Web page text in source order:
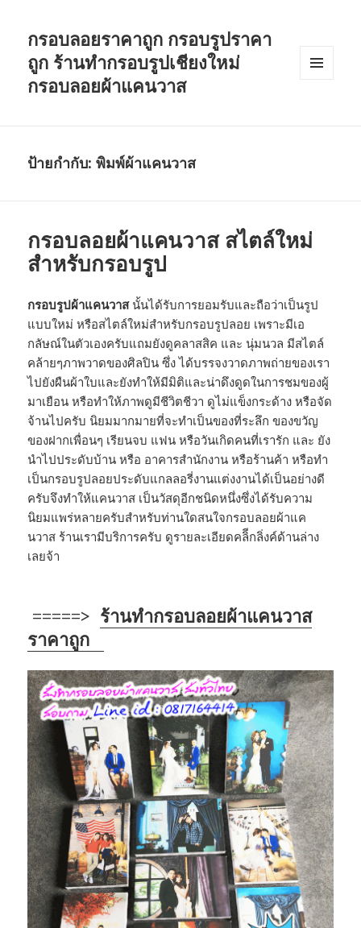
กรอบลอยราคาถูก กรอบรูปราคา
ถูก ร้านทำกรอบรูปเชียงใหม่
กรอบลอยผ้าแคนวาส
ป้ายกำกับ: พิมพ์ผ้าแคนวาส
กรอบลอยผ้าแคนวาส สไตล์ใหม่
สำหรับกรอบรูป
กรอบรูปผ้าแคนวาสนั้นได้รับการยอมรับและถือว่าเป็นรูป
แบบใหม่ หรือสไตล์ใหม่สำหรับกรอบรูปลอย เพราะมีเอ
กลัษณ์ในตัวเองครับแถมยังดูคลาสสิค และ นุ่มนวล มีสไตล์
คล้ายๆภาพวาดของศิลปิน ซึ่ง ได้บรรจงวาดภาพถ่ายของเรา
ไปยังผืนผ้าใบและยังทำให้มีมิติและน่าดึงดูดในการชมของผู้
มาเยือน หรือทำให้ภาพดูมีชีวิตชีวา ดูไม่แข็งกระด้าง หรือจัด
จ้านไปครับ นิยมมากมายที่จะทำเป็นของที่ระลึก ของขวัญ
ของฝากเพื่อนๆ เรียนจบ แฟน หรือวันเกิดคนที่เรารัก และ ยัง
นำไปประดับบ้าน หรือ อาคารสำนักงาน หรือร้านค้า หรือทำ
เป็นกรอบรูปลอยประดับแกลลอรี่งานแต่งงานได้เป็นอย่างดี
ครับจึงทำให้แคนวาส เป็นวัสดุอีกชนิดหนึ่งซึ่งได้รับความ
นิยมแพร่หลายครับสำหรับท่านใดสนใจกรอบลอยผ้าแค
นวาส ร้านเรามีบริการครับ ดูรายละเอียดคลิีกลิ่งค์ด้านล่าง
เลยจ้า
=====> ร้านทำกรอบลอยผ้าแคนวาส
ราคาถูก